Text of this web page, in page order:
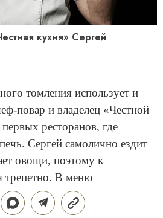
кухня» Сергей
томления использует и
повар и владелец «Честной
ресторанов, где
Сергей самолично ездит
овощи, поэтому к
трепетно. В меню
видов пирогов с начинкой,
лет бьёт пирог с олениной.